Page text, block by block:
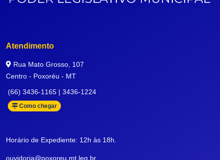
Atendimento
Rua Mato Grosso, 107
Centro - Poxoréu - MT
(66) 3436-1165 | 3436-1224
Como chegar
Horário de Expediente: 12h às 18h.
ouvidoria@poxoreu.mt.leg.br